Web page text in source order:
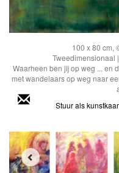
100 x 80 cm,
Tweedimensionaal
Waarheen ben jij op weg ... en
met wandelaars op weg naar
Stuur als